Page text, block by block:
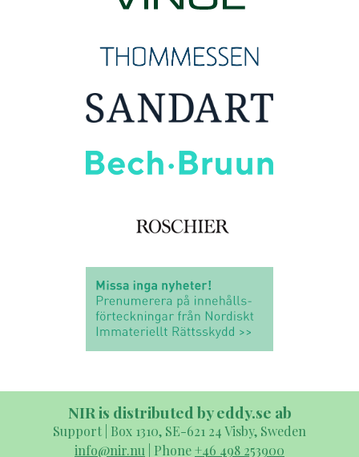
NIR is distributed by eddy.se ab
Support | Box 1310, SE-621 24 Visby, Sweden
info@nir.nu | Phone+46 498 253900